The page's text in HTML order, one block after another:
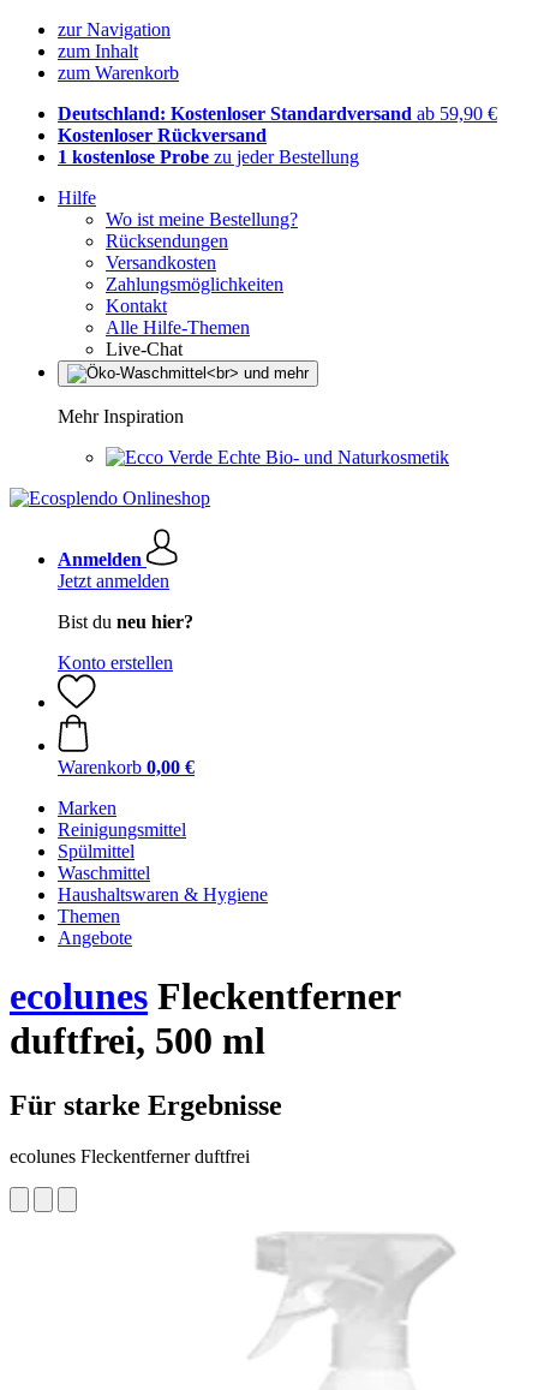
zur Navigation
zum Inhalt
zum Warenkorb
Deutschland: Kostenloser Standardversand ab 59,90 €
Kostenloser Rückversand
1 kostenlose Probe zu jeder Bestellung
Hilfe
Wo ist meine Bestellung?
Rücksendungen
Versandkosten
Zahlungsmöglichkeiten
Kontakt
Alle Hilfe-Themen
Live-Chat
Mehr Inspiration
Echte Bio- und Naturkosmetik
Anmelden
Jetzt anmelden
Bist du neu hier?
Konto erstellen
Warenkorb 0,00 €
Marken
Reinigungsmittel
Spülmittel
Waschmittel
Haushaltswaren & Hygiene
Themen
Angebote
ecolunes Fleckentferner
duftfrei, 500 ml
Für starke Ergebnisse
ecolunes Fleckentferner duftfrei